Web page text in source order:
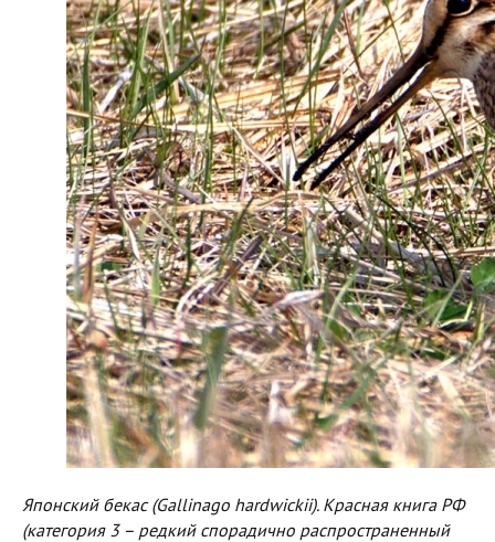
Японский бекас (Gallinago hardwickii). Красная книга РФ
(категория 3 – редкий спорадично распространенный